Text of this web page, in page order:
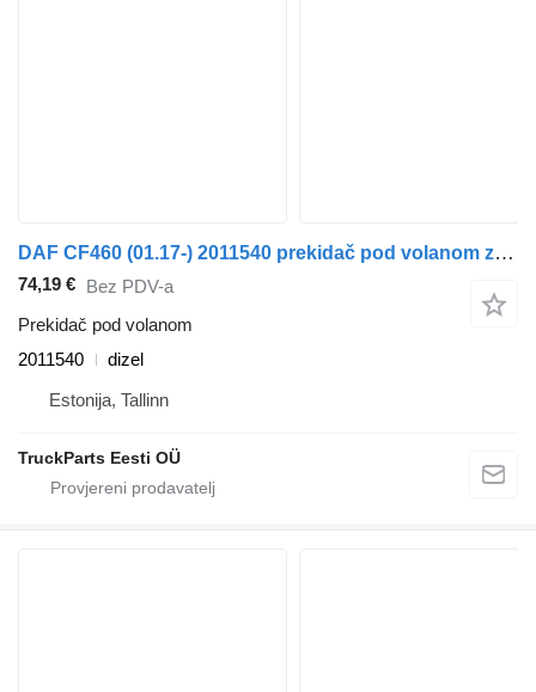
DAF CF460 (01.17-) 2011540 prekidač pod volanom za DAF CF450, CF460 (2017-) tegljača
74,19 € Bez PDV-a
Prekidač pod volanom
2011540
dizel
Estonija, Tallinn
TruckParts Eesti OÜ